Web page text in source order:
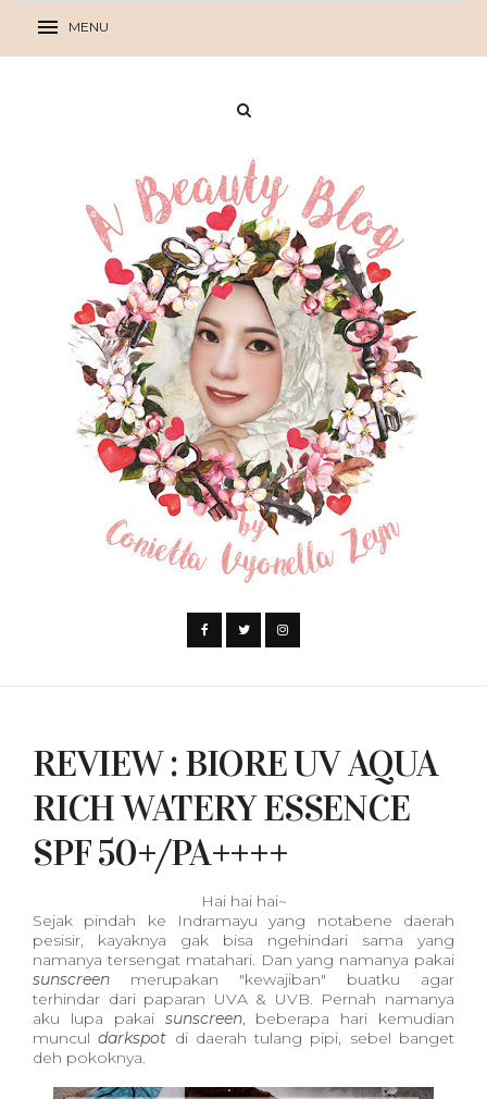
REVIEW : BIORE UV AQUA
RICH WATERY ESSENCE
SPF 50+/PA++++
Hai hai hai~
Sejak pindah ke Indramayu yang notabene daerah
pesisir, kayaknya gak bisa ngehindari sama yang
namanya tersengat matahari. Dan yang namanya pakai
sunscreen merupakan "kewajiban" buatku agar
terhindar dari paparan UVA & UVB. Pernah namanya
aku lupa pakai sunscreen, beberapa hari kemudian
muncul darkspot di daerah tulang pipi, sebel banget
deh pokoknya.